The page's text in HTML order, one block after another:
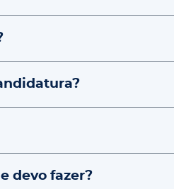
devo fazer?